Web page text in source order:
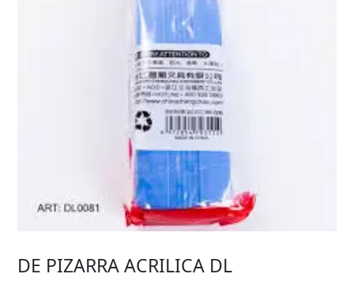
DE PIZARRA ACRILICA DL